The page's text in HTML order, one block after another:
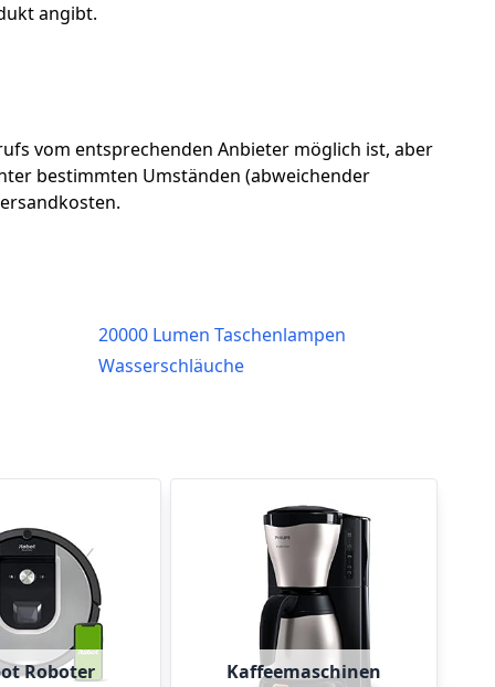
angibt.
vom entsprechenden Anbieter möglich ist, aber
bestimmten Umständen (abweichender
20000 Lumen Taschenlampen
Wasserschläuche
Roboter Kaffeemaschinen